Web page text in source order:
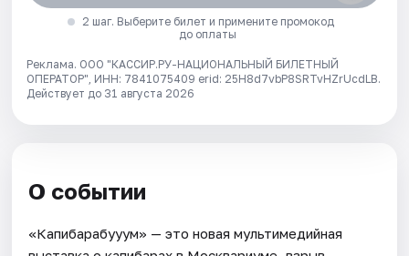
2 шаг. Выберите билет и примените промокод
до оплаты
Реклама. ООО "КАССИР.РУ-НАЦИОНАЛЬНЫЙ БИЛЕТНЫЙ
ОПЕРАТОР", ИНН: 7841075409 erid: 25H8d7vbP8SRTvHZrUcdLB.
Действует до 31 августа 2026
О событии
«Капибарабууум» — это новая мультимедийная